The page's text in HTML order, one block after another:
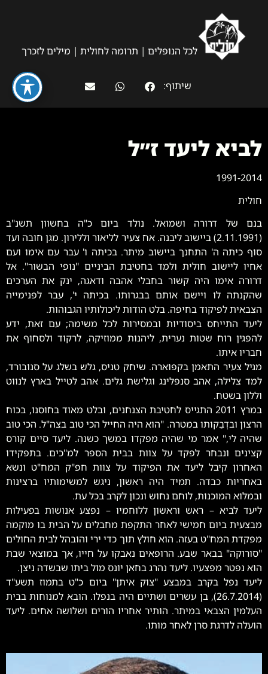
לכל הנופלים| תרומה לחולית| מילים לזכרך
שיתוף:
לביא ליעד ז״ל
1991-2014
חולית
בנם של דרורה ושמואל. נולד ביום כ"ה בחשוון תשנ"ב
(2.11.1991) ביישוב ליבנה. אח צעיר לליאור וללירון. מגן חובה ועד
סוף כיתה ה' התחנך ביישוב מיתר. בכיתה ו' עבר עם אימו ועם
אחיו ליישוב חולית ולמד בחטיבת הביניים "נופי הבשור". אל
דרורה אימו היה קשור בחבלי אהבה ודאגה, ינק את הערכים
שהקנתה לו ויישם אותם בבגרותו. בכיתה י', עבר לפנימייה
הצבאית לפיקוד בחיפה. בלט הודות ליכולותיו הגבוהות.
ליעד התייחס ביסודיות ובמסירות לכל משימה; עם זאת, ידע
להפגין רוח שטות נערית, ליהנות ממוזיקה, לרקוד ולסחוף את
חבריו איתו.
מגיל צעיר התאמן בקפוארה. שיחק טניס, גלש בשלג על סנובורד,
למד צלילה, אהב סנפלינג וגלישת גלים. אהב לטייל בארץ לנווט
וללון בשטח.
במרץ 2011 התגייס לחטיבת הצנחנים, ובלט מאוד בחוסנו, בכוח
הרצון ובדְבֵקותו במטרה. "הוא היה החייל הכי טוב בצה"ל. הכי טוב
שהיה לי," אמר מי שהיה מפקדו במשך כשנה. ליעד סיים קורס
קצינים ונבחר לפקד על צוות בבית הספר למ"כים. בתפקידו
האחרון קיבל ליעד את הפיקוד על צוות חפ"ק המח"ט ונשא
באחריות כבדה. תמיד היה ראשון, ניגש למשימותיו ברצינות
ובמלוא המוכנות, לוחם נחוש ונכון לקרב בכל עת.
ליעד לביא – ראש וראשון ללוחמיו – נפצע אנושות בפעילות
מבצעית ביום חמישי לאחר התקפת מחבלים על הבית בו מוקמה
מפקדת המח"ט בעזה. הוא חולץ תוך כדי ירי והובהל לבית החולים
"סורוקה" בבאר שבע. הרופאים נאבקו על חייו, אך במוצאי שבת
הוא נפטר מפצעיו. ליעד נהרג בחאן יונס מול ביתו שבשדה ניצן.
ליעד נפל בקרב במבצע "צוק איתן" ביום כ"ט בתמוז תשע"ד
(26.7.2014), בן עשרים ושתיים היה בנפלו. הובא למנוחות בבית
העלמין הצבאי במיתר. הותיר אחריו הורים ושלושה אחים. ליעד
הועלה לדרגת סרן לאחר מותו.